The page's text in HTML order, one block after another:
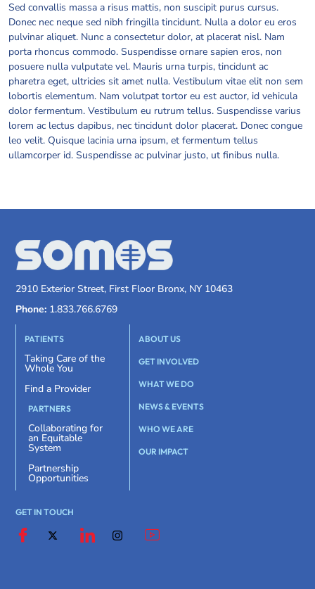
Sed convallis massa a risus mattis, non suscipit purus cursus.
Donec nec neque sed nibh fringilla tincidunt. Nulla a dolor eu eros
pulvinar aliquet. Nunc a consectetur dolor, at placerat nisl. Nam
porta rhoncus commodo. Suspendisse ornare sapien eros, non
posuere nulla vulputate vel. Mauris urna turpis, tincidunt ac
pharetra eget, ultricies sit amet nulla. Vestibulum vitae elit non sem
lobortis elementum. Nam volutpat tortor eu est auctor, id vehicula
dolor fermentum. Vestibulum eu rutrum tellus. Suspendisse varius
lorem ac lectus dapibus, nec tincidunt dolor placerat. Donec congue
leo velit. Quisque lacinia urna ipsum, et fermentum tellus
ullamcorper id. Suspendisse ac pulvinar justo, ut finibus nulla.
2910 Exterior Street, First Floor Bronx, NY 10463
Phone: 1.833.766.6769
PATIENTS
Taking Care of the
Whole You
Find a Provider
PARTNERS
Collaborating for
an Equitable
System
Partnership
Opportunities
ABOUT US
GET INVOLVED
WHAT WE DO
NEWS & EVENTS
WHO WE ARE
OUR IMPACT
GET IN TOUCH